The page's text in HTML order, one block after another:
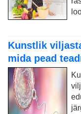
Kunstlik
mida pead